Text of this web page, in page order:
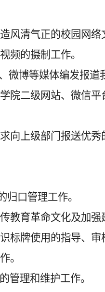
风清气正的校园网络
频的摄制工作。
微博等媒体编发报道
学院二级网站、微信平
向上级部门报送优秀
归口管理工作。
教育革命文化及加
标牌使用的指导、审
。
管理和维护工作。